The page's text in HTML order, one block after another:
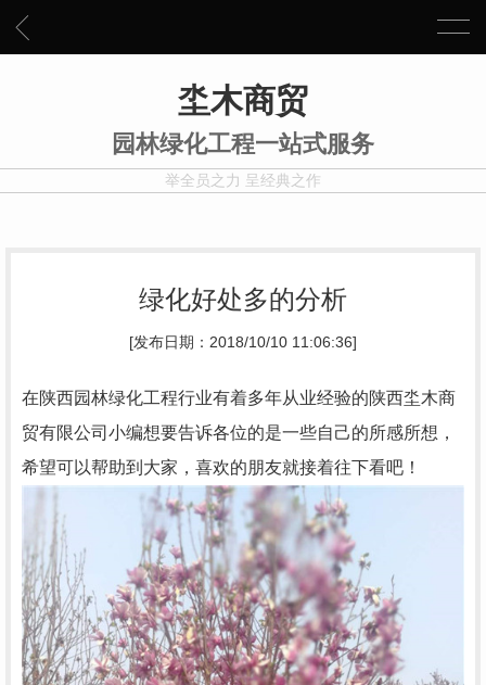
坔木商贸
园林绿化工程一站式服务
举全员之力 呈经典之作
绿化好处多的分析
[发布日期：2018/10/10 11:06:36]
在陕西园林绿化工程行业有着多年从业经验的陕西坔木商
贸有限公司小编想要告诉各位的是一些自己的所感所想，
希望可以帮助到大家，喜欢的朋友就接着往下看吧！